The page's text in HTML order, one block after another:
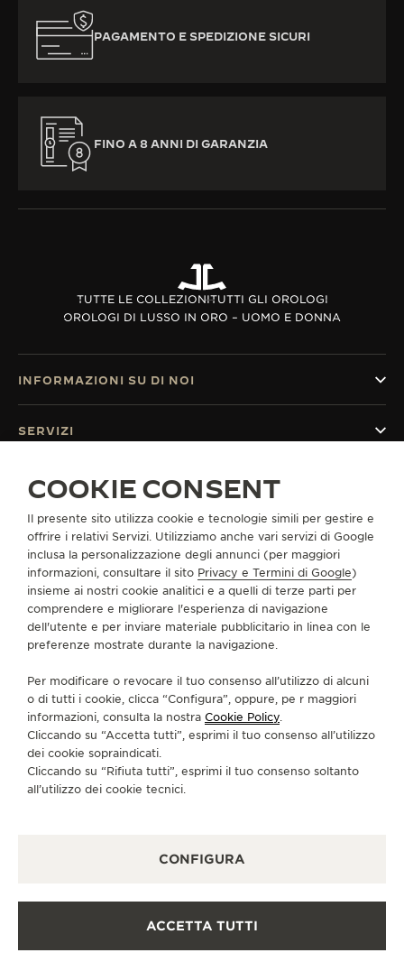
PAGAMENTO E SPEDIZIONE SICURI
FINO A 8 ANNI DI GARANZIA
TUTTE LE COLLEZIONITUTTI GLI OROLOGI
OROLOGI DI LUSSO IN ORO – UOMO E DONNA
CI SEGUA
VAI ALLA PAGINA INSTAGRAM DI JAEGER-
VAI ALLA PAGINA LINKEDIN DI JAEGER-
VAI ALLA PAGINA FACEBOOK DI
VAI ALLA PAGINA YOUTUBE
VAI ALLA PAGINA
VAI ALLA PAGINA
ISCRIVERSI ALLA NEWSLETTER
INFORMAZIONI SU DI NOI
SERVIZI
CONTATTI
POLICY SULLA PRIVACY
CONDIZIONI D'USO
INFORMATIVA SUI COOKIE
MODULO DI RECESSO
COPYRIGHT JAEGER-LECOULTRE 2026
COOKIE CONSENT
Il presente sito utilizza cookie e tecnologie simili per gestire e
offrire i relativi Servizi. Utilizziamo anche vari servizi di Google
inclusa la personalizzazione degli annunci (per maggiori
informazioni, consultare il sito Privacy e Termini di Google)
insieme ai nostri cookie analitici e a quelli di terze parti per
comprendere e migliorare l'esperienza di navigazione
dell'utente e per inviare materiale pubblicitario in linea con le
preferenze mostrate durante la navigazione.
Per modificare o revocare il tuo consenso all’utilizzo di alcuni
o di tutti i cookie, clicca “Configura”, oppure, pe r maggiori
informazioni, consulta la nostra Cookie Policy.
Cliccando su “Accetta tutti”, esprimi il tuo consenso all’utilizzo
dei cookie sopraindicati.
Cliccando su “Rifiuta tutti”, esprimi il tuo consenso soltanto
all’utilizzo dei cookie tecnici.
CONFIGURA
ACCETTA TUTTI